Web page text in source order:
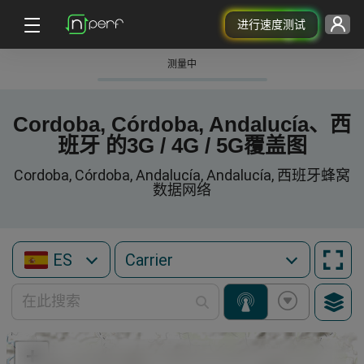
进行速度测试
测量中
Cordoba, Córdoba, Andalucía、西
班牙 的3G / 4G / 5G覆盖图
Cordoba, Córdoba, Andalucía, Andalucía, 西班牙蜂窝
数据网络
ES